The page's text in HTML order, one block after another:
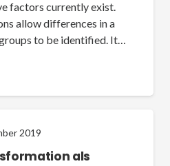
factors currently exist.
allow differences in a
to be identified. It…
2019
als